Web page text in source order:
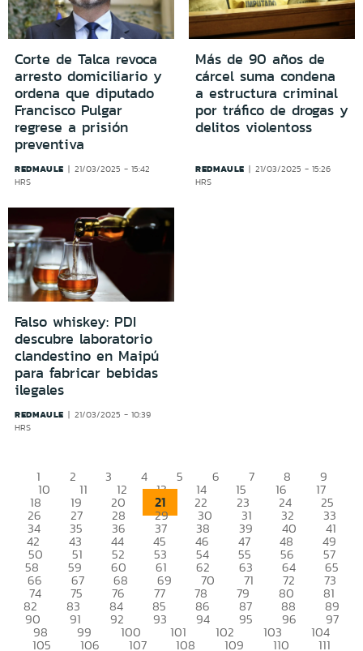
Corte de Talca revoca
arresto domiciliario y
ordena que diputado
Francisco Pulgar
regrese a prisión
preventiva
REDMAULE
21/03/2025 - 15:42
HRS
Más de 90 años de
cárcel suma condena
a estructura criminal
por tráfico de drogas y
delitos violentoss
REDMAULE
21/03/2025 - 15:26
HRS
Falso whiskey: PDI
descubre laboratorio
clandestino en Maipú
para fabricar bebidas
ilegales
REDMAULE
21/03/2025 - 10:39
HRS
1 2 3 4 5 6 7 8 9
10 11 12 13 14 15 16 17
18 19 20 21 22 23 24 25
26 27 28 29 30 31 32 33
34 35 36 37 38 39 40 41
42 43 44 45 46 47 48 49
50 51 52 53 54 55 56 57
58 59 60 61 62 63 64 65
66 67 68 69 70 71 72 73
74 75 76 77 78 79 80 81
82 83 84 85 86 87 88 89
90 91 92 93 94 95 96 97
98 99 100 101 102 103 104
105 106 107 108 109 110 111